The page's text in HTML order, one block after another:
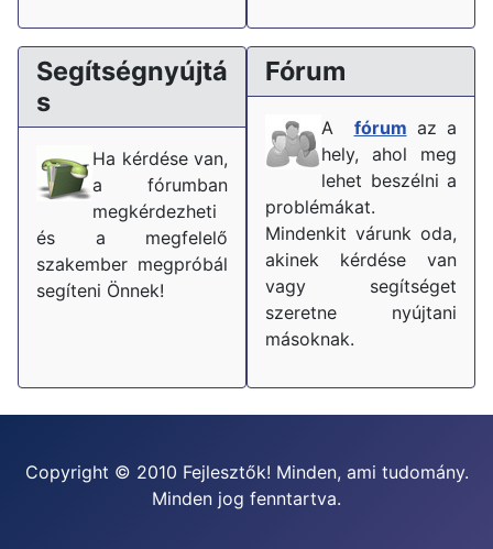
Segítségnyújtá
s
Ha kérdése van,
a fórumban
megkérdezheti
és a megfelelő
szakember megpróbál
segíteni Önnek!
Fórum
A fórum az a
hely, ahol meg
lehet beszélni a
problémákat.
Mindenkit várunk oda,
akinek kérdése van
vagy segítséget
szeretne nyújtani
másoknak.
Copyright © 2010 Fejlesztők! Minden, ami tudomány.
Minden jog fenntartva.